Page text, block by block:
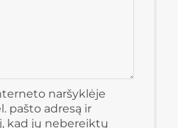
naršyklėje
pašto adresą ir
kad jų nebereiktų